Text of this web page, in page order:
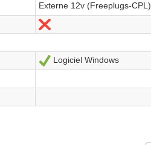
Externe 12v (Freeplugs-CPL)
No
Sí
Logiciel Windows